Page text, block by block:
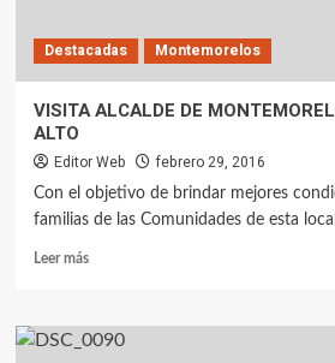
Destacadas Montemorelos
VISITA ALCALDE DE
ALTO
Editor Web febrero 29, 2016
Con el objetivo de brindar mejores
familias de las Comunidades de esta
Leer más